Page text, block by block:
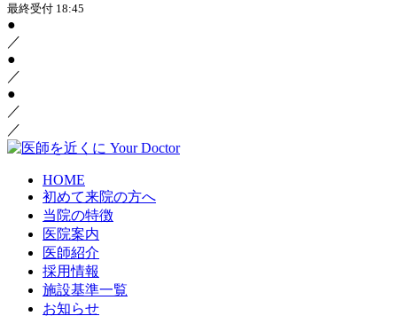
最終受付 18:45
●
／
●
／
●
／
／
HOME
初めて来院の方へ
当院の特徴
医院案内
医師紹介
採用情報
施設基準一覧
お知らせ